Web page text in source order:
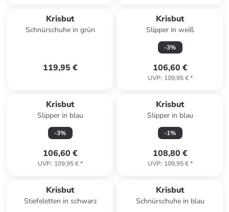
Krisbut
Schnürschuhe in grün
119,95 €
Krisbut
Slipper in weiß
-3%
106,60 €
UVP: 109,95 €*
Krisbut
Slipper in blau
-3%
106,60 €
UVP: 109,95 €*
Krisbut
Slipper in blau
-1%
108,80 €
UVP: 109,95 €*
Krisbut
Stiefeletten in schwarz
Krisbut
Schnürschuhe in blau